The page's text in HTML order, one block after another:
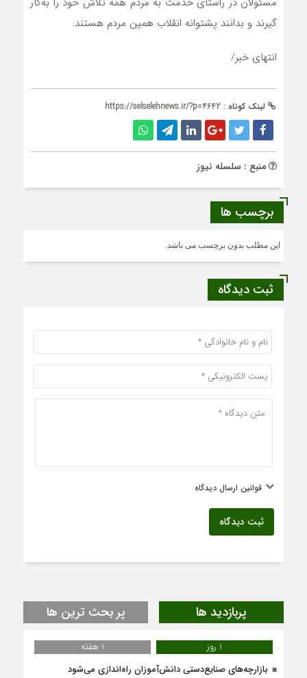
گیرند و بدانند پشتوانه انقلاب همین مردم هستند.
انتهای خبر/
لینک کوتاه : https://selselehnews.ir/?p=4642
منبع : سلسله نیوز
برچسب ها
این مطلب بدون برچسب می باشد.
ثبت دیدگاه
قوانین ارسال دیدگاه
ثبت دیدگاه
پربازدید ها پر بحث ترین ها
1 روز
1 هفته
بازارچه‌های صنایع‌دستی دانش‌آموزان راه‌اندازی می‌شود